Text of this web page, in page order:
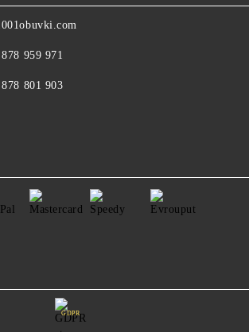
959 971
801 903
GDPR